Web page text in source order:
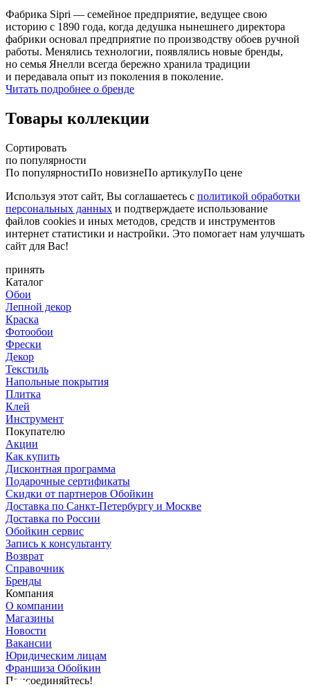
Фабрика Sipri — семейное предприятие, ведущее свою
историю с 1890 года, когда дедушка нынешнего директора
фабрики основал предприятие по производству обоев ручной
работы. Менялись технологии, появлялись новые бренды,
но семья Янелли всегда бережно хранила традиции
и передавала опыт из поколения в поколение.
Читать подробнее о бренде
Товары коллекции
Сортировать
по популярности
По популярностиПо новизнеПо артикулуПо цене
Используя этот сайт, Вы соглашаетесь с политикой обработки
персональных данных и подтверждаете использование
файлов cookies и иных методов, средств и инструментов
интернет статистики и настройки. Это помогает нам улучшать
сайт для Вас!
принять
Каталог
Обои
Лепной декор
Краска
Фотообои
Фрески
Декор
Текстиль
Напольные покрытия
Плитка
Клей
Инструмент
Покупателю
Акции
Как купить
Дисконтная программа
Подарочные сертификаты
Скидки от партнеров Обойкин
Доставка по Санкт-Петербургу и Москве
Доставка по России
Обойкин сервис
Запись к консультанту
Возврат
Справочник
Бренды
Компания
О компании
Магазины
Новости
Вакансии
Юридическим лицам
Франшиза Обойкин
Присоединяйтесь!